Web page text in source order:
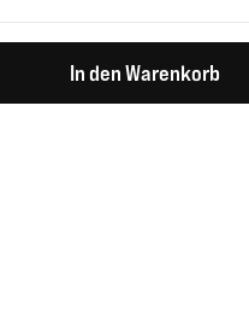
In den Warenkorb